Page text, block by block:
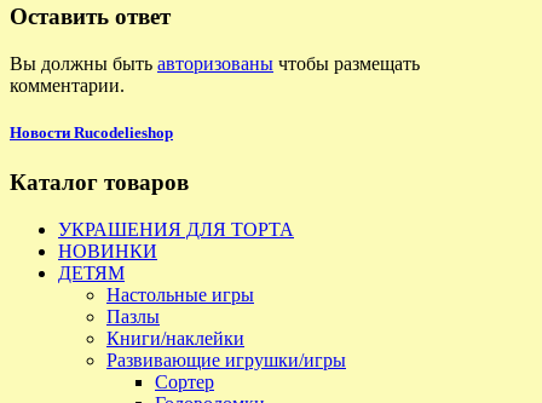
Оставить ответ
Вы должны быть авторизованы чтобы размещать
комментарии.
Новости Rucodelieshop
Каталог товаров
УКРАШЕНИЯ ДЛЯ ТОРТА
НОВИНКИ
ДЕТЯМ
Настольные игры
Пазлы
Книги/наклейки
Развивающие игрушки/игры
Сортер